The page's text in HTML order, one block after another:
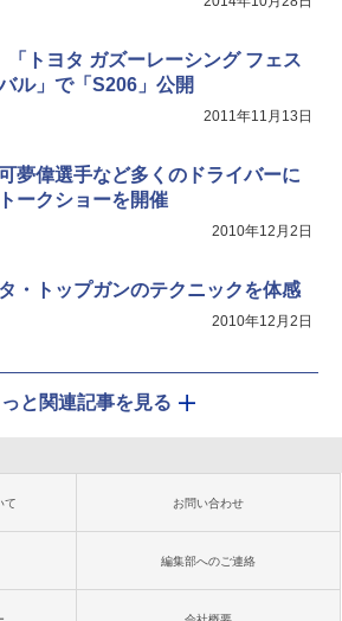
「トヨタ ガズーレーシング フェス
ル」で「S206」公開
2011年11月13日
夢偉選手など多くのドライバーに
ークショーを開催
2010年12月2日
タ・トップガンのテクニックを体感
2010年12月2日
っと関連記事を見る
て お問い合わせ
編集部へのご連絡